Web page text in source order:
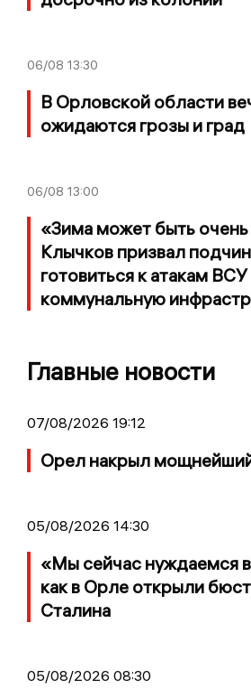
06/08 13:30
В Орловской области
ожидаются грозы и град
06/08 13:00
«Зима может быть
Клычков призвал
готовиться к атакам ВСУ
коммунальную
Главные новости
07/08/2026 19:12
Орел накрыл
05/08/2026 14:30
«Мы сейчас нуждаемся
как в Орле открыли
Сталина
05/08/2026 08:30